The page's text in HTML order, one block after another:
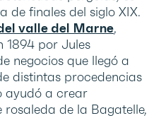
de finales del siglo XIX.
valle del Marne,
1894 por Jules
negocios que llegó a
distintas procedencias
ayudó a crear
de la Bagatelle,